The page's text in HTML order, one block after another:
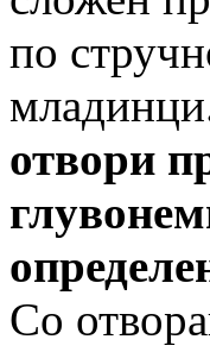
по
отвори
Со